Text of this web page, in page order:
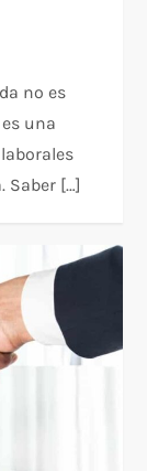
no es
una
Saber […]